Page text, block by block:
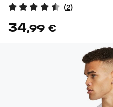
(2)
34,99 €